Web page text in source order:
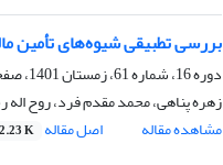
بررسی تطبیقی شیوه‌های تأمین
دوره 16، شماره 61، زمستان 1401، صفحه
زهره پناهی، محمد مقدم فرد، روح
مشاهده مقاله
اصل مقاله K